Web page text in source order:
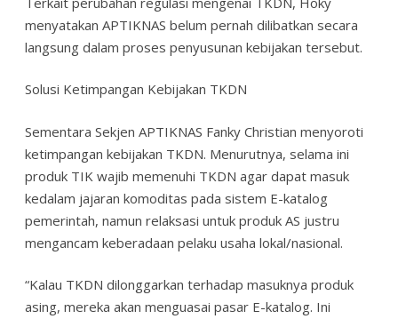
menyatakan APTIKNAS belum pernah dilibatkan secara
langsung dalam proses penyusunan kebijakan tersebut.
Solusi Ketimpangan Kebijakan TKDN
Sementara Sekjen APTIKNAS Fanky Christian menyoroti
ketimpangan kebijakan TKDN. Menurutnya, selama ini
produk TIK wajib memenuhi TKDN agar dapat masuk
kedalam jajaran komoditas pada sistem E-katalog
pemerintah, namun relaksasi untuk produk AS justru
mengancam keberadaan pelaku usaha lokal/nasional.
“Kalau TKDN dilonggarkan terhadap masuknya produk
asing, mereka akan menguasai pasar E-katalog. Ini